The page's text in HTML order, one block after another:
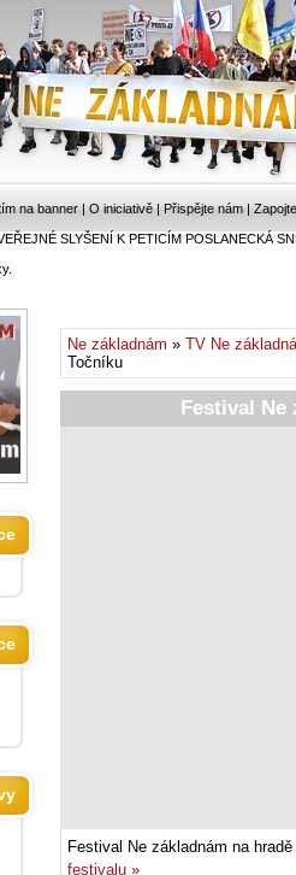
na banner | O iniciativě | Přispějte nám |
SLYŠENÍ K PETICÍM POSLANECKÁ
Ne základnám » TV Ne
Točníku
Festival Ne
Festival Ne základnám na
festivalu »